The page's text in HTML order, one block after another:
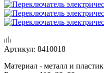
Артикул: 8410018
Материал - металл и пластик